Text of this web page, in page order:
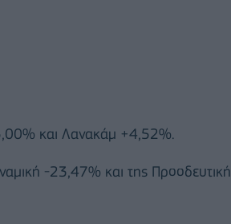
και Λανακάμ +4,52%.
-23,47% και της Προοδευτική